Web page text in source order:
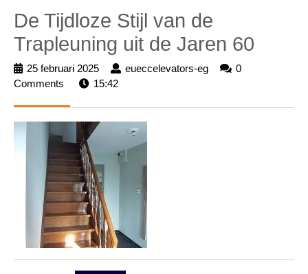
De Tijdloze Stijl van de
Trapleuning uit de Jaren 60
25 februari 2025
25
februari
eueccelevators-eg
eueccelevators-
0
Comments
15:42